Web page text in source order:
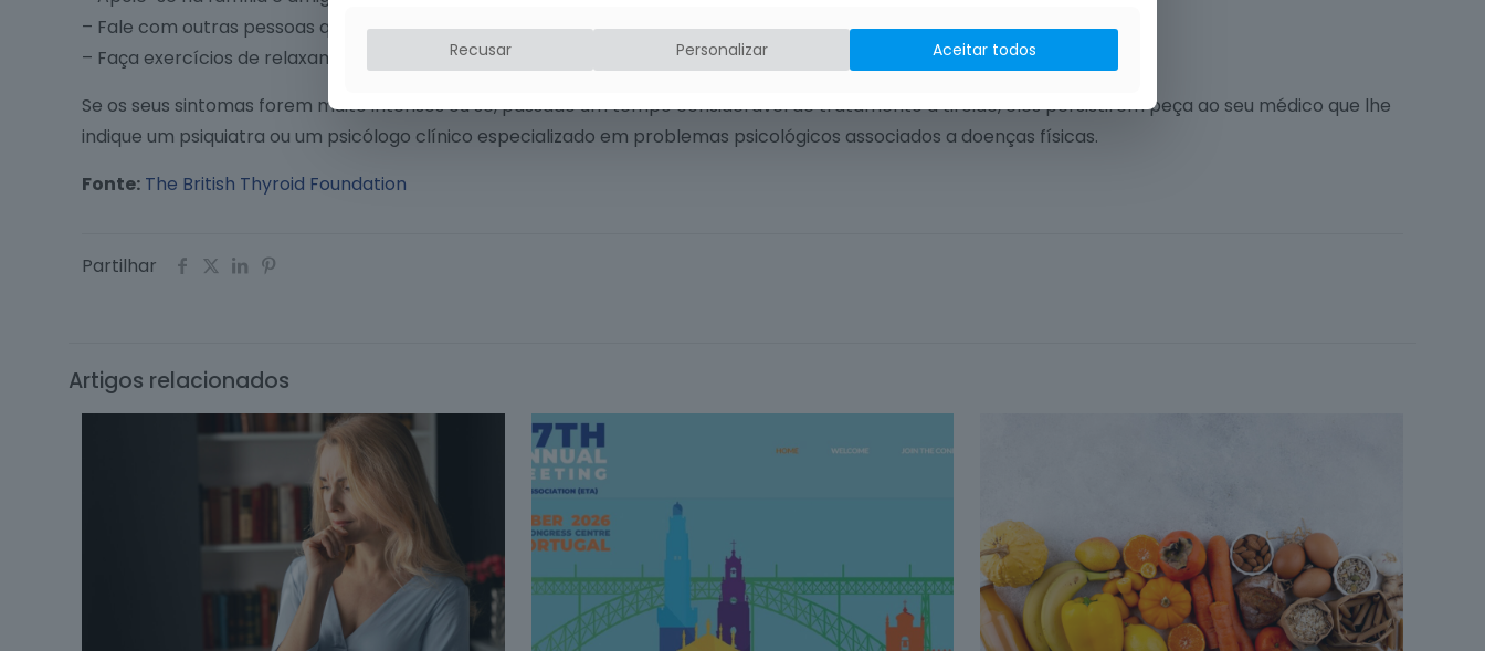
– Fale com outras pessoas que estejam a passar pelo mesmo.
– Faça exercícios de relaxamento.
Se os seus sintomas forem muito intensos ou se, passado um tempo considerável de tratamento à tiroide, eles persistirem peça ao seu médico que lhe
indique um psiquiatra ou um psicólogo clínico especializado em problemas psicológicos associados a doenças físicas.
Fonte: The British Thyroid Foundation
Partilhar
Artigos relacionados
Recusar Personalizar Aceitar todos